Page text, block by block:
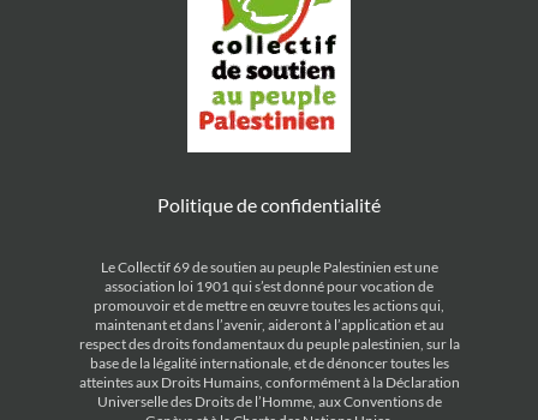
Politique de confidentialité
Le Collectif 69 de soutien au peuple Palestinien est une
association loi 1901 qui s’est donné pour vocation de
promouvoir et de mettre en œuvre toutes les actions qui,
maintenant et dans l’avenir, aideront à l’application et au
respect des droits fondamentaux du peuple palestinien, sur la
base de la légalité internationale, et de dénoncer toutes les
atteintes aux Droits Humains, conformément à la Déclaration
Universelle des Droits de l’Homme, aux Conventions de